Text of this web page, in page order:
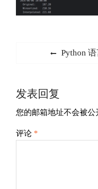
航
Previous
Python
发表回复
您的邮箱地址不会被公
评论 *